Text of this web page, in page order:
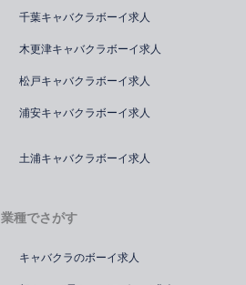
千葉キャバクラボーイ求人
木更津キャバクラボーイ求人
松戸キャバクラボーイ求人
浦安キャバクラボーイ求人
土浦キャバクラボーイ求人
業種でさがす
キャバクラのボーイ求人